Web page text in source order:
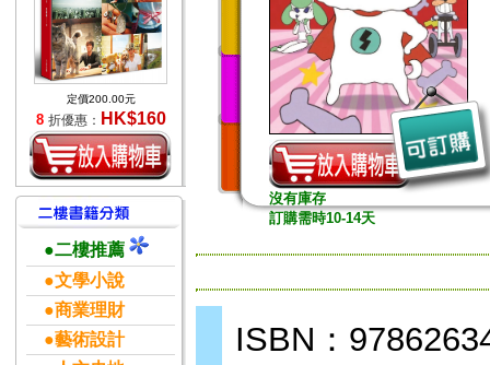
定價200.00元
8 折優惠： HK$160
●二樓推薦
●文學小說
●商業理財
●藝術設計
沒有庫存
訂購需時10-14天
ISBN：